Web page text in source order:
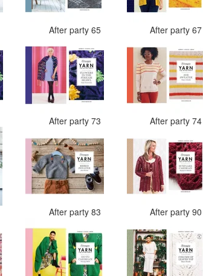
After party 65 After party 67
After party 73 After party 74
After party 83 After party 90